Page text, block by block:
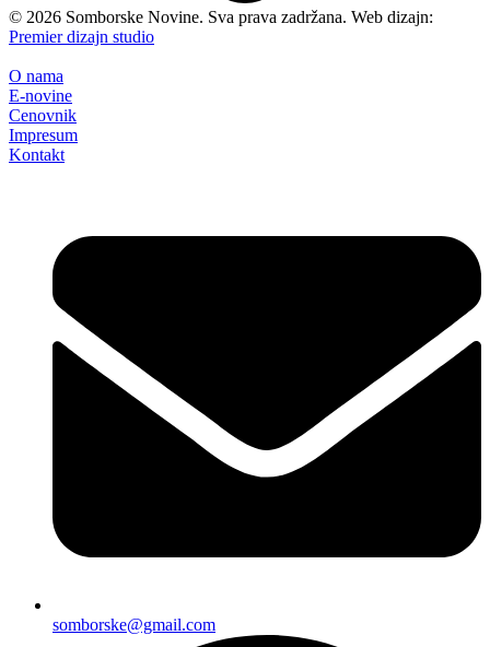
© 2026 Somborske Novine. Sva prava zadržana. Web dizajn:
Premier dizajn studio
O nama
E-novine
Cenovnik
Impresum
Kontakt
somborske@gmail.com